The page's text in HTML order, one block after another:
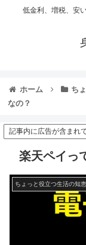
低金利、増税、安
ホーム ち
なの？
記事内に広告が含まれ
楽天ペイっ
ちょっと役立つ生活の知恵